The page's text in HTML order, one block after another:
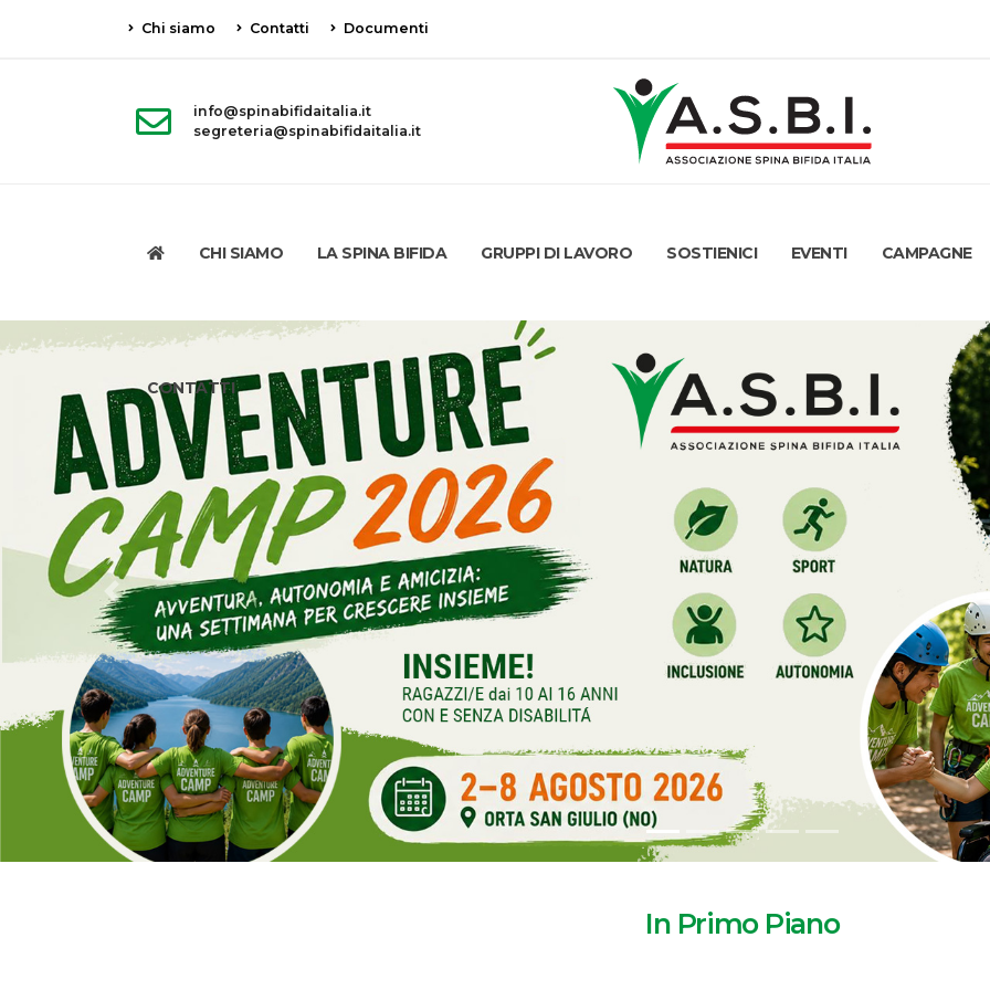
Chi siamo Contatti Documenti
info@spinabifidaitalia.it
segreteria@spinabifidaitalia.it
CHI SIAMO LA SPINA BIFIDA GRUPPI DI LAVORO SOSTIENICI EVENTI CAMPAGNE
CONTATTI
Previous
In Primo Piano